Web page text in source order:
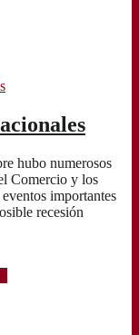
hubo numerosos
Comercio y los
importantes
recesión